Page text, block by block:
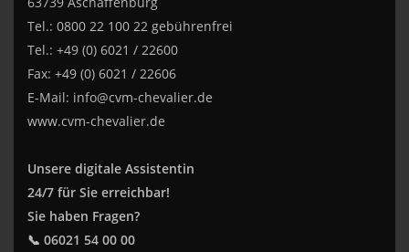
Tel.: 0800 22 100 22 gebührenfrei
Tel.: +49 (0) 6021 / 22600
Fax: +49 (0) 6021 / 22606
E-Mail: info@cvm-chevalier.de
www.cvm-chevalier.de
Unsere digitale Assistentin
24/7 für Sie erreichbar!
Sie haben Fragen?
📞 06021 54 00 00